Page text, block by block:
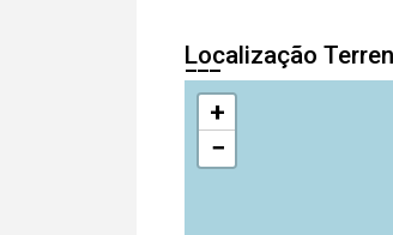
Localização
+
−